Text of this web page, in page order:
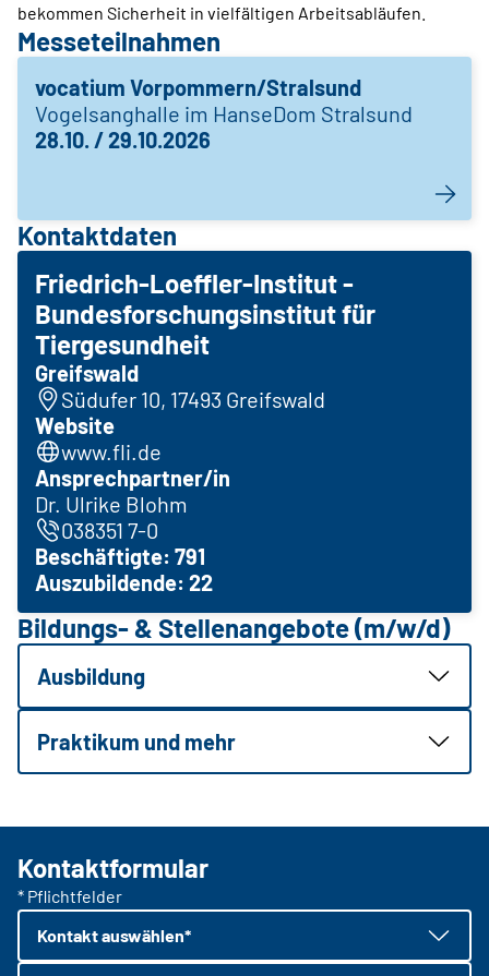
bekommen Sicherheit in vielfältigen Arbeitsabläufen.
Messeteilnahmen
vocatium Vorpommern/Stralsund
Vogelsanghalle im HanseDom Stralsund
28.10. / 29.10.2026
Kontaktdaten
Friedrich-Loeffler-Institut -
Bundesforschungsinstitut für
Tiergesundheit
Greifswald
Südufer 10, 17493 Greifswald
Website
www.fli.de
Ansprechpartner/in
Dr. Ulrike Blohm
038351 7-0
Beschäftigte: 791
Auszubildende: 22
Bildungs- & Stellenangebote (m/w/d)
Ausbildung
Praktikum und mehr
Kontaktformular
* Pflichtfelder
Kontakt auswählen*